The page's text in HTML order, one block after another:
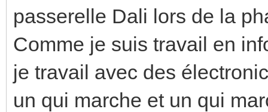
passerelle Dali lors de la
Comme je suis travail en
je travail avec des
un qui marche et un qui